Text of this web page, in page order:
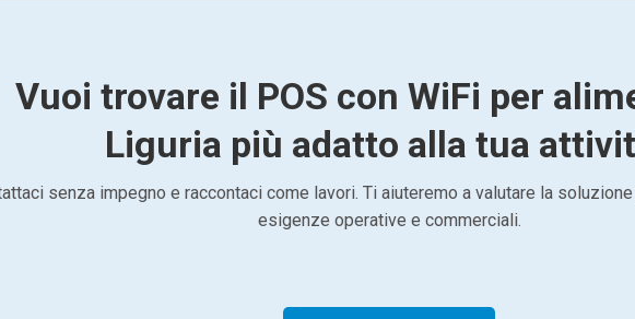
Vuoi trovare il POS con WiFi per
Liguria più adatto alla tua
senza impegno e raccontaci come lavori. Ti aiuteremo a valutare la
esigenze operative e commerciali.